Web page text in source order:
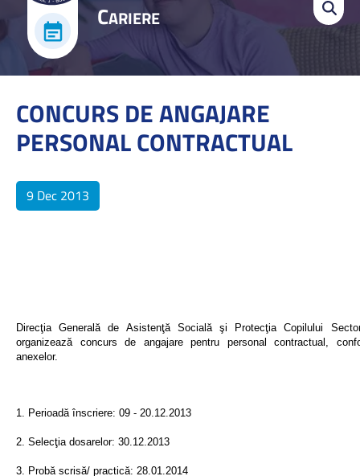
CARIERE
CONCURS DE ANGAJARE
PERSONAL CONTRACTUAL
9 Dec 2013
Direcţia Generală de Asistenţă Socială şi Protecţia Copilului
organizează concurs de angajare pentru personal contractual,
anexelor.
1. Perioadă înscriere: 09 - 20.12.2013
2. Selecţia dosarelor: 30.12.2013
3. Probă scrisă/ practică: 28.01.2014